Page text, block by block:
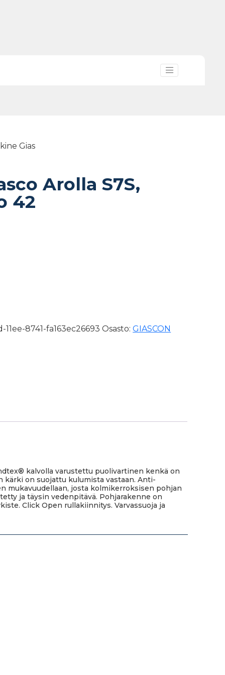
Gias
Arolla S7S,
42
koko 42 määrä
8741-fa163ec26693 Osasto:GIASCON
kalvolla varustettu puolivartinen kenkä on
on suojattu kulumista vastaan. Anti-
mukavuudellaan, josta kolmikerroksisen pohjan
ja täysin vedenpitävä. Pohjarakenne on
Click Open rullakiinnitys. Varvassuoja ja